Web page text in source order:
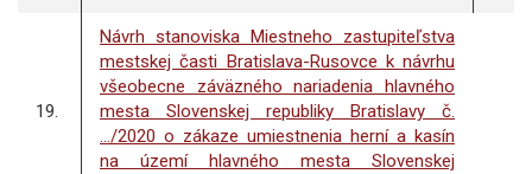
19.
Návrh stanoviska Miestneho zastupiteľstva
mestskej časti Bratislava-Rusovce k návrhu
všeobecne záväzného nariadenia hlavného
mesta Slovenskej republiky Bratislavy č.
.../2020 o zákaze umiestnenia herní a kasín
na území hlavného mesta Slovenskej